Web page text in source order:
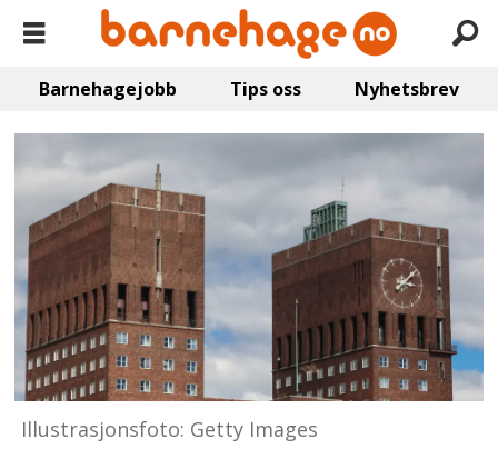
Barnehagejobb Tips oss Nyhetsbrev
Illustrasjonsfoto: Getty Images